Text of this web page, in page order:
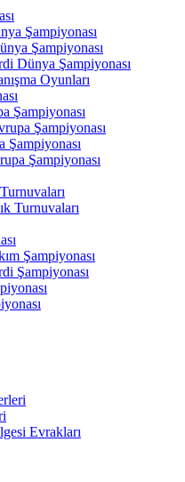
Şampiyonası
Şampiyonası
Dünya Şampiyonası
Oyunları
Şampiyonası
Şampiyonası
Şampiyonası
Şampiyonası
Turnuvaları
Şampiyonası
Şampiyonası
Evrakları